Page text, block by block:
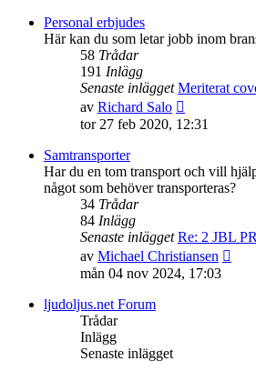
Personal erbjudes
Här kan du som letar jobb inom
58 Trådar
191 Inlägg
Senaste inlägget Meriterat
av Richard Salo
till
inlägget
tor 27 feb 2020, 12:31
Samtransporter
Har du en tom transport och vill
något som behöver transporteras?
34 Trådar
84 Inlägg
Senaste inlägget Re: 2 JBL
av Michael Christiansen
mån 04 nov 2024, 17:03
ljudoljus.net Forum
Trådar
Inlägg
Senaste inlägget